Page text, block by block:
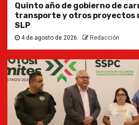
Quinto año de gobierno de
transporte y otros proyectos
SLP
4 de agosto de 2026 Redacción